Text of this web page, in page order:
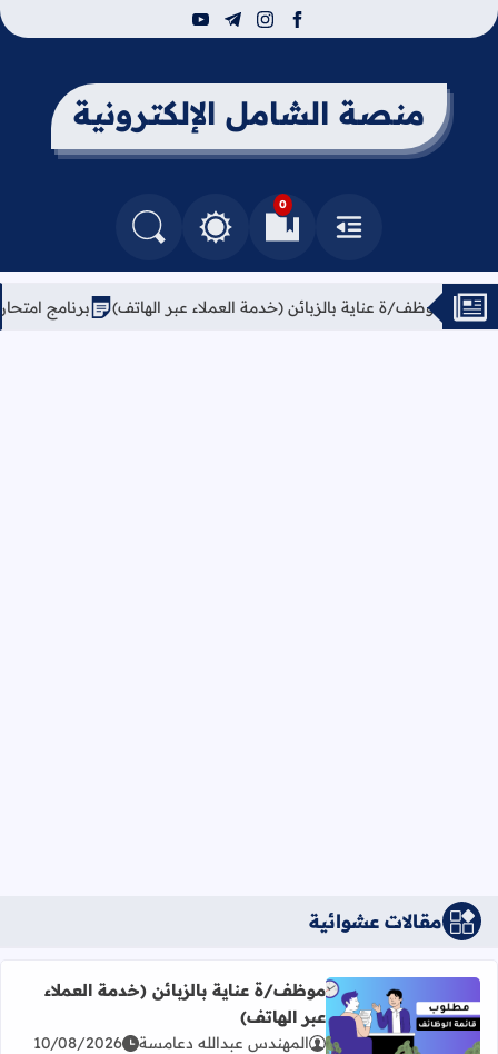
facebook
instagram
telegram
youtube
منصة الشامل الإلكترونية
القائمة
0
العلامات المرجعيةالتغيير بين الوضع النهاري والداكن
البحث في المدونة
موظف/ة عناية بالزبائن (خدمة العملاء عبر الهاتف) برنامج امتحان الثانوية العامة للعام 2026
مقالات عشوائية
اقرأ المزيد عن موظف/ة عناية بالزبائن (خدمة العملاء عبر
موظف/ة عناية بالزبائن (خدمة العملاء
عبر الهاتف)
المهندس عبدالله دعامسة 10/08/2026